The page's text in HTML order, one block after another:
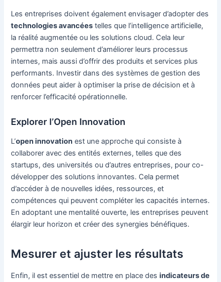
Les entreprises doivent également envisager d’adopter des
technologies avancées telles que l’intelligence artificielle,
la réalité augmentée ou les solutions cloud. Cela leur
permettra non seulement d’améliorer leurs processus
internes, mais aussi d’offrir des produits et services plus
performants. Investir dans des systèmes de gestion des
données peut aider à optimiser la prise de décision et à
renforcer l’efficacité opérationnelle.
Explorer l’Open Innovation
L’open innovation est une approche qui consiste à
collaborer avec des entités externes, telles que des
startups, des universités ou d’autres entreprises, pour co-
développer des solutions innovantes. Cela permet
d’accéder à de nouvelles idées, ressources, et
compétences qui peuvent compléter les capacités internes.
En adoptant une mentalité ouverte, les entreprises peuvent
élargir leur horizon et créer des synergies bénéfiques.
Mesurer et ajuster les résultats
Enfin, il est essentiel de mettre en place desindicateurs de